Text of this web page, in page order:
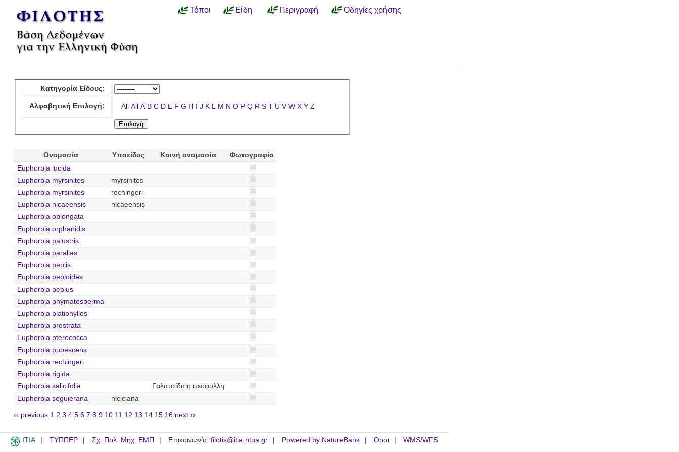
Τόποι Είδη Περιγραφή Οδηγίες χρήσης
Κατηγορία Είδους:
Αλφαβητική Επιλογή: All All A B C D E F G H I J K L M N O P Q R S T U V W X Y Z
Ονομασία Υποείδος Κοινή ονομασία
Φωτογραφία
Euphorbia lucida
Euphorbia myrsinites
myrsinites
Euphorbia myrsinites
rechingeri
Euphorbia nicaeensis
nicaeensis
Euphorbia oblongata
Euphorbia orphanidis
Euphorbia palustris
Euphorbia paralias
Euphorbia peplis
Euphorbia peploides
Euphorbia peplus
Euphorbia phymatosperma
Euphorbia platiphyllos
Euphorbia prostrata
Euphorbia pterococca
Euphorbia pubescens
Euphorbia rechingeri
Euphorbia rigida
Euphorbia salicifolia
Γαλατσίδα η ιτεόφυλλη
Euphorbia seguierana
niciciana
‹‹ previous 1 2 3 4 5 6 7 8 9 10 11 12 13 14 15 16 next ››
ITIA ΤΥΠΠΕΡ Σχ. Πολ. Μηχ. ΕΜΠ Επικοινωνία: filotis@itia.ntua.gr Powered by NatureBank Όροι WMS/WFS